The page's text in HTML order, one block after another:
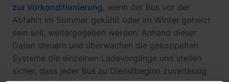
zur Vorkonditionierung, wenn der Bus vor der
Abfahrt im Sommer gekühlt oder im Winter geheizt
sein soll, weitergegeben werden. Anhand dieser
Daten steuern und überwachen die gekoppelten
Systeme die einzelnen Ladevorgänge und stellen
sicher, dass jeder Bus zu Dienstbeginn zuverlässig